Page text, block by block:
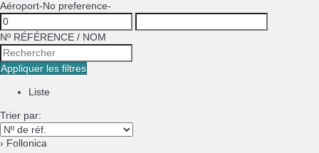
Aéroport-No preference-
Nº RÉFÉRENCE / NOM
Appliquer les filtres
Liste
Trier par:
› Follonica